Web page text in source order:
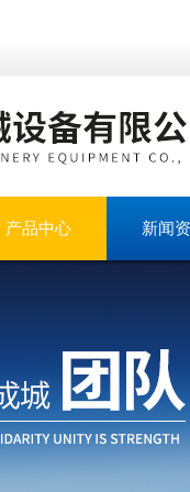
产品中心 新闻